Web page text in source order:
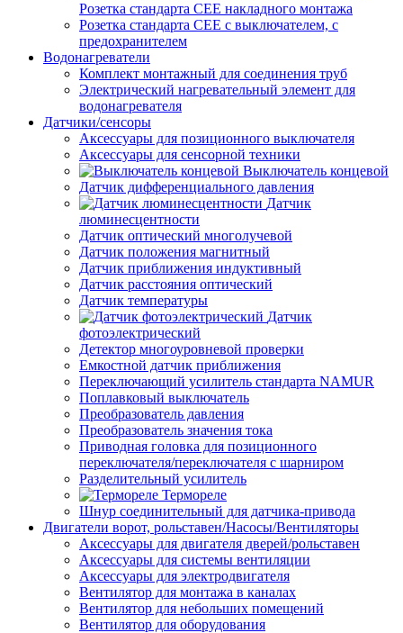
Розетка стандарта СЕЕ накладного монтажа
Розетка стандарта СЕЕ с выключателем, с
предохранителем
Водонагреватели
Комплект монтажный для соединения труб
Электрический нагревательный элемент для
водонагревателя
Датчики/сенсоры
Аксессуары для позиционного выключателя
Аксессуары для сенсорной техники
Выключатель концевой
Датчик дифференциального давления
Датчик
люминесцентности
Датчик оптический многолучевой
Датчик положения магнитный
Датчик приближения индуктивный
Датчик расстояния оптический
Датчик температуры
Датчик
фотоэлектрический
Детектор многоуровневой проверки
Емкостной датчик приближения
Переключающий усилитель стандарта NAMUR
Поплавковый выключатель
Преобразователь давления
Преобразователь значения тока
Приводная головка для позиционного
переключателя/переключателя с шарниром
Разделительный усилитель
Термореле
Шнур соединительный для датчика-привода
Двигатели ворот, рольставен/Насосы/Вентиляторы
Аксессуары для двигателя дверей/рольставен
Аксессуары для системы вентиляции
Аксессуары для электродвигателя
Вентилятор для монтажа в каналах
Вентилятор для небольших помещений
Вентилятор для оборудования